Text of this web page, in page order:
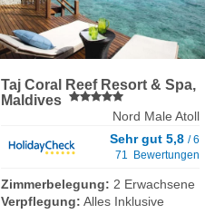
Taj Coral Reef Resort & Spa,
Maldives
Nord Male Atoll
Sehr gut 5,8 / 6
71 Bewertungen
Zimmerbelegung: 2 Erwachsene
Verpflegung: Alles Inklusive